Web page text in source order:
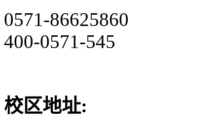
0571-86625860
400-0571-545
校区地址: